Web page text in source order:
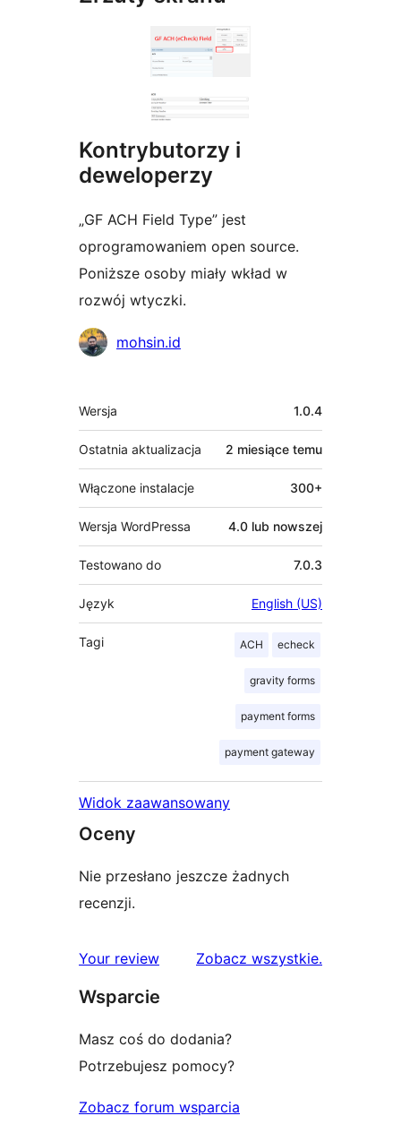
Kontrybutorzy i
deweloperzy
„GF ACH Field Type” jest
oprogramowaniem open source.
Poniższe osoby miały wkład w
rozwój wtyczki.
Zaangażowani
mohsin.id
Meta
Wersja 1.0.4
Ostatnia aktualizacja 2 miesiące temu
Włączone instalacje 300+
Wersja WordPressa 4.0 lub nowszej
Testowano do 7.0.3
Język English (US)
Tagi ACH echeck
gravity forms
payment forms
payment gateway
Widok zaawansowany
Oceny
Nie przesłano jeszcze żadnych
recenzji.
Your review Zobacz wszystkierecenzje
.
Wsparcie
Masz coś do dodania?
Potrzebujesz pomocy?
Zobacz forum wsparcia